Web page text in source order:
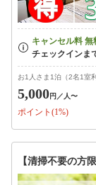
お1人さま1泊（2名1室
5,000円 ／人〜
ポイント(1%)
【清掃不要の方